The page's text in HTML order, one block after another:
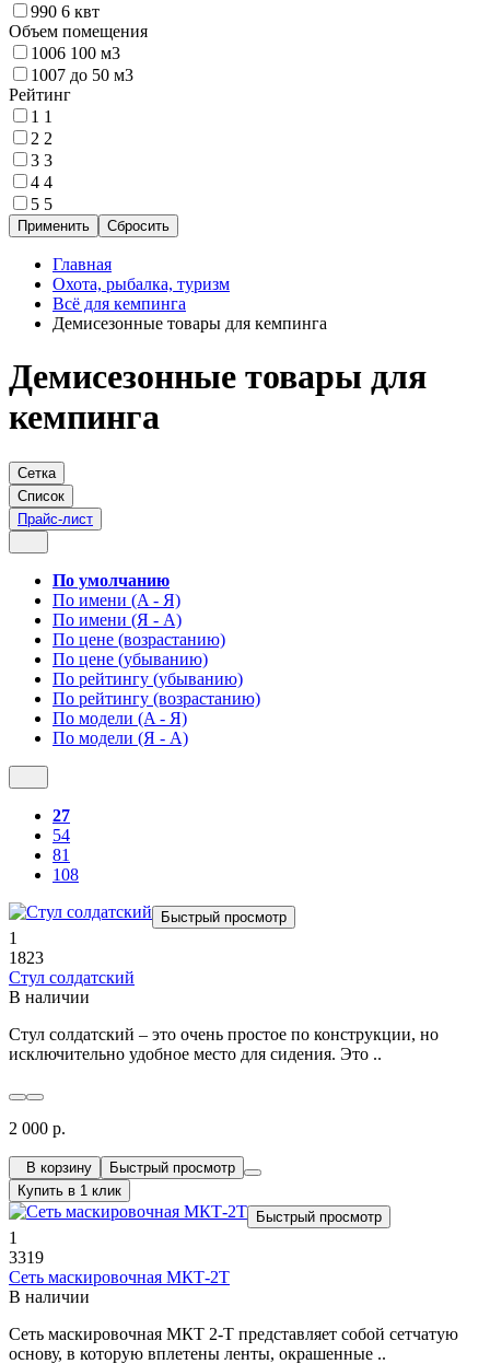
990 6 квт
Объем помещения
1006 100 м3
1007 до 50 м3
Рейтинг
1 1
2 2
3 3
4 4
5 5
Главная
Охота, рыбалка, туризм
Всё для кемпинга
Демисезонные товары для кемпинга
Демисезонные товары для
кемпинга
Сетка
Список
Прайс-лист
По умолчанию
По имени (A - Я)
По имени (Я - A)
По цене (возрастанию)
По цене (убыванию)
По рейтингу (убыванию)
По рейтингу (возрастанию)
По модели (A - Я)
По модели (Я - A)
27
54
81
108
Быстрый просмотр
1
1823
Стул солдатский
В наличии
Стул солдатский – это очень простое по конструкции, но
исключительно удобное место для сидения. Это ..
2 000 р.
В корзину
Быстрый просмотр
Купить в 1 клик
Быстрый просмотр
1
3319
Сеть маскировочная МКТ-2Т
В наличии
Сеть маскировочная МКТ 2-Т представляет собой сетчатую
основу, в которую вплетены ленты, окрашенные ..